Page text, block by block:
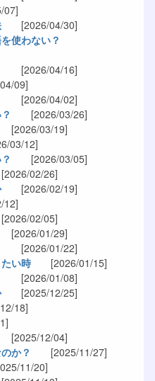
[2026/04/30]
使わない？
[2026/04/16]
09]
[2026/04/02]
[2026/03/26]
03/19]
03/12]
[2026/03/05]
02/26]
[2026/02/19]
02/05]
01/29]
[2026/01/22]
い時[2026/01/15]
[2026/01/08]
[2025/12/25]
18]
12/04]
か？
[2025/11/27]
11/20]